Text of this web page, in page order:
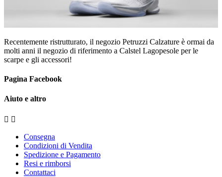
Recentemente ristrutturato, il negozio Petruzzi Calzature è ormai da
molti anni il negozio di riferimento a Calstel Lagopesole per le
scarpe e gli accessori!
Pagina Facebook
Aiuto e altro
 
Consegna
Condizioni di Vendita
Spedizione e Pagamento
Resi e rimborsi
Contattaci